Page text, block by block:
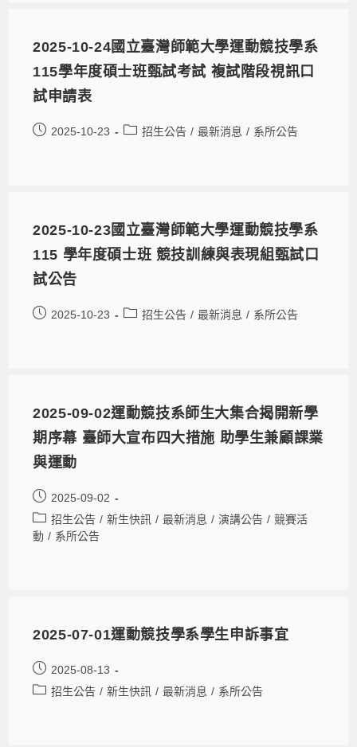
2025-10-24國立臺灣師範大學運動競技學系
115學年度碩士班甄試考試 複試階段視訊口
試申請表
2025-10-23 招生公告 / 最新消息 / 系所公告
2025-10-23國立臺灣師範大學運動競技學系
115 學年度碩士班 競技訓練與表現組甄試口
試公告
2025-10-23 招生公告 / 最新消息 / 系所公告
2025-09-02運動競技系師生大集合揭開新學
期序幕 臺師大宣布四大措施 助學生兼顧課業
與運動
2025-09-02
招生公告 / 新生快訊 / 最新消息 / 演講公告 / 競賽活
動 / 系所公告
2025-07-01運動競技學系學生申訴事宜
2025-08-13
招生公告 / 新生快訊 / 最新消息 / 系所公告